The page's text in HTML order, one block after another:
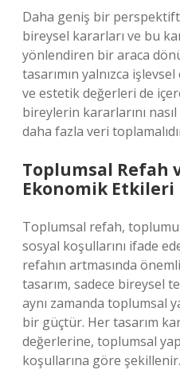
Daha geniş bir
bireysel kararları ve bu
yönlendiren bir araca
tasarımın yalnızca
ve estetik değerleri de
bireylerin kararlarını
daha fazla veri
Toplumsal Refah
Ekonomik Etkileri
Toplumsal refah,
sosyal koşullarını ifade
refahın artmasında
tasarım, sadece bireysel
aynı zamanda toplumsal
bir güçtür. Her tasarım
değerlerine, toplumsal
koşullarına göre şekillenir.